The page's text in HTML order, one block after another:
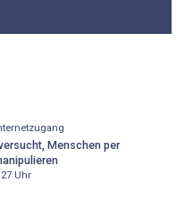
Menschen per
Uhr